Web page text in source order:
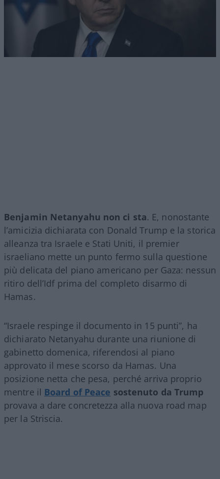
Benjamin Netanyahu non ci sta. E, nonostante
l’amicizia dichiarata con Donald Trump e la storica
alleanza tra Israele e Stati Uniti, il premier
israeliano mette un punto fermo sulla questione
più delicata del piano americano per Gaza: nessun
ritiro dell’Idf prima del completo disarmo di
Hamas.
“Israele respinge il documento in 15 punti”, ha
dichiarato Netanyahu durante una riunione di
gabinetto domenica, riferendosi al piano
approvato il mese scorso da Hamas. Una
posizione netta che pesa, perché arriva proprio
mentre il Board of Peace sostenuto da Trump
provava a dare concretezza alla nuova road map
per la Striscia.